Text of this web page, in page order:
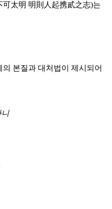
太明 明則人起携貳之志)는
본질과 대처법이 제시되어
니